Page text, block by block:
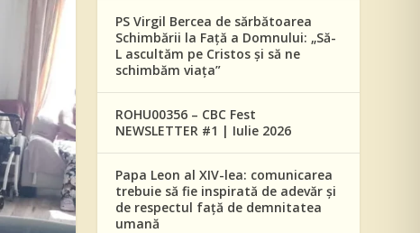
PS Virgil Bercea de sărbătoarea
Schimbării la Față a Domnului: „Să-
L ascultăm pe Cristos și să ne
schimbăm viața”
ROHU00356 – CBC Fest
NEWSLETTER #1 | Iulie 2026
Papa Leon al XIV-lea: comunicarea
trebuie să fie inspirată de adevăr și
de respectul față de demnitatea
umană